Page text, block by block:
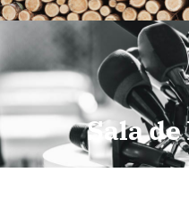
Sala